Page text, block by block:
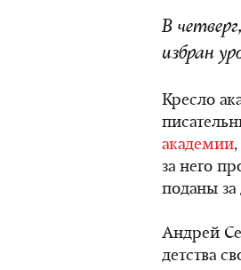
В
избран
Кресло
академии
за него
поданы за
Андрей
детства